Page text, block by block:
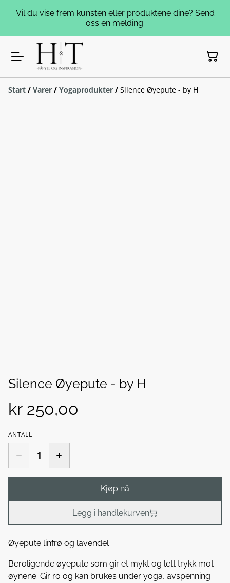
Vil du vise frem kunsten eller produktene dine? Send
oss en melding.
Start / Varer / Yogaprodukter / Silence Øyepute - by H
Silence Øyepute - by H
kr 250,00
ANTALL
Kjøp nå
Legg i handlekurven
Øyepute linfrø og lavendel
Beroligende øyepute som gir et mykt og lett trykk mot
øynene. Gir ro og kan brukes under yoga, avspenning